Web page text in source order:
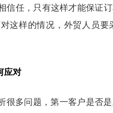
信任，只有这样才能保证
这样的情况，外贸人员
应对
很多问题，第一客户是否